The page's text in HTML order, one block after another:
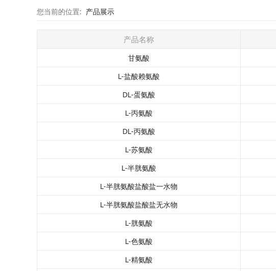
您当前的位置: 产品展示
产品名称
甘氨酸
L-盐酸赖氨酸
DL-蛋氨酸
L-丙氨酸
DL-丙氨酸
L-苏氨酸
L-半胱氨酸
L-半胱氨酸盐酸盐一水物
L-半胱氨酸盐酸盐无水物
L-胱氨酸
L-色氨酸
L-精氨酸